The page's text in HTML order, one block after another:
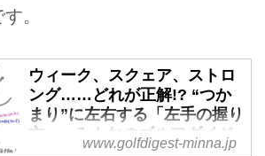
。
ウィーク、スクェア、ストロ
ング……どれが正解!? “つか
まり”に左右する「左手の握り
方」 - みんなのゴルフダイジ
www.golfdigest-minna.jp